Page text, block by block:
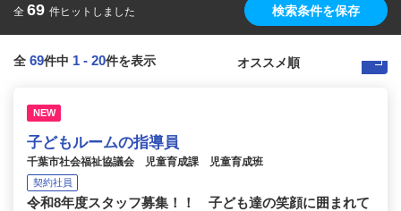
全 69 件ヒットしました 検索条件を保存
全 69件中 1 - 20件を表示
NEW
子どもルームの指導員
千葉市社会福祉協議会 児童育成課 児童育成班
契約社員
令和8年度スタッフ募集！！ 子ども達の笑顔に囲まれて